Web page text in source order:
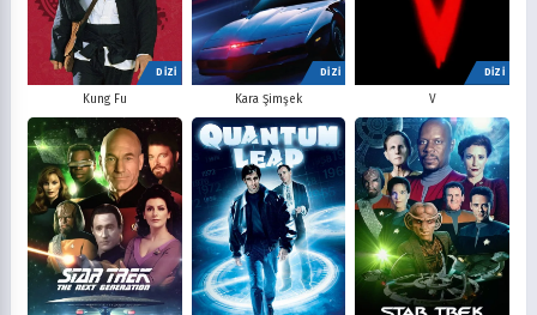
DİZİ
Kung Fu
DİZİ
Kara Şimşek
DİZİ
V